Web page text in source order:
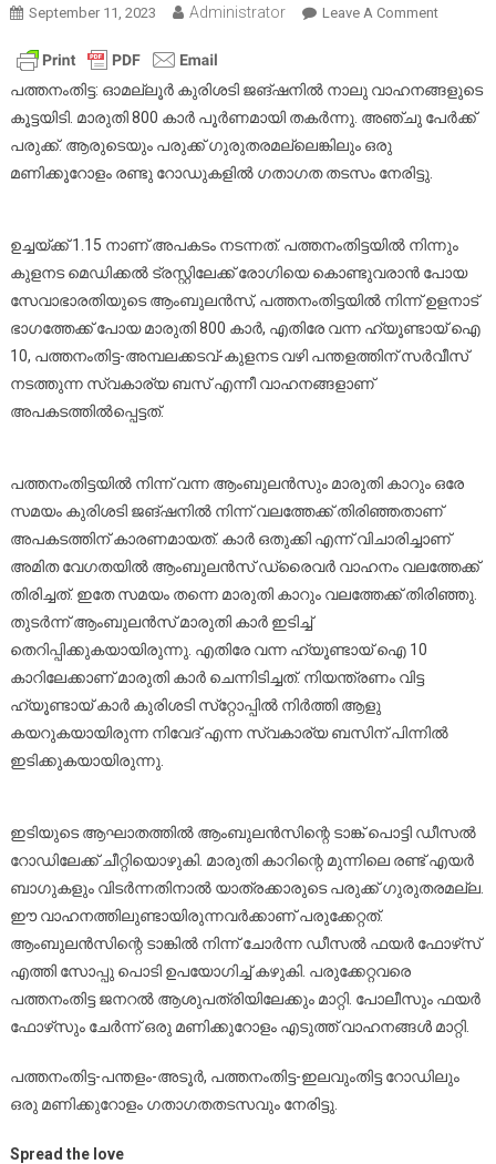
September 11, 2023 Administrator Leave A CommentOn
പത്തനംതിട്ട: ഓമല്ലൂർ കുരിശടി ജങ്ഷനിൽ നാലു വാഹനങ്ങളുടെ
കൂട്ടയിടി. മാരുതി 800 കാർ പൂർണമായി തകർന്നു. അഞ്ചു പേർക്ക്
പരുക്ക്. ആരുടെയും പരുക്ക് ഗുരുതരമല്ലെങ്കിലും ഒരു
മണിക്കൂറോളം രണ്ടു റോഡുകളിൽ ഗതാഗത തടസം നേരിട്ടു.
ഉച്ചയ്ക്ക് 1.15 നാണ് അപകടം നടന്നത്. പത്തനംതിട്ടയിൽ നിന്നും
കുളനട മെഡിക്കൽ ട്രസ്റ്റിലേക്ക് രോഗിയെ കൊണ്ടുവരാൻ പോയ
സേവാഭാരതിയുടെ ആംബുലൻസ്, പത്തനംതിട്ടയിൽ നിന്ന് ഉളനാട്
ഭാഗത്തേക്ക് പോയ മാരുതി 800 കാർ, എതിരേ വന്ന ഹ്യൂണ്ടായ് ഐ
10, പത്തനംതിട്ട-അമ്പലക്കടവ്-കുളനട വഴി പന്തളത്തിന് സർവീസ്
നടത്തുന്ന സ്വകാര്യ ബസ് എന്നീ വാഹനങ്ങളാണ്
അപകടത്തിൽപ്പെട്ടത്.
പത്തനംതിട്ടയിൽ നിന്ന് വന്ന ആംബുലൻസും മാരുതി കാറും ഒരേ
സമയം കുരിശടി ജങ്ഷനിൽ നിന്ന് വലത്തേക്ക് തിരിഞ്ഞതാണ്
അപകടത്തിന് കാരണമായത്. കാർ ഒതുക്കി എന്ന് വിചാരിച്ചാണ്
അമിത വേഗതയിൽ ആംബുലൻസ് ഡ്രൈവർ വാഹനം വലത്തേക്ക്
തിരിച്ചത്. ഇതേ സമയം തന്നെ മാരുതി കാറും വലത്തേക്ക് തിരിഞ്ഞു.
തുടർന്ന് ആംബുലൻസ് മാരുതി കാർ ഇടിച്ച്
തെറിപ്പിക്കുകയായിരുന്നു. എതിരേ വന്ന ഹ്യൂണ്ടായ് ഐ 10
കാറിലേക്കാണ് മാരുതി കാർ ചെന്നിടിച്ചത്. നിയന്ത്രണം വിട്ട
ഹ്യൂണ്ടായ് കാർ കുരിശടി സ്‌റ്റോപ്പിൽ നിർത്തി ആളു
കയറുകയായിരുന്ന നിവേദ് എന്ന സ്വകാര്യ ബസിന് പിന്നിൽ
ഇടിക്കുകയായിരുന്നു.
ഇടിയുടെ ആഘാതത്തിൽ ആംബുലൻസിന്റെ ടാങ്ക് പൊട്ടി ഡീസൽ
റോഡിലേക്ക് ചീറ്റിയൊഴുകി. മാരുതി കാറിന്റെ മുന്നിലെ രണ്ട് എയർ
ബാഗുകളും വിടർന്നതിനാൽ യാത്രക്കാരുടെ പരുക്ക് ഗുരുതരമല്ല.
ഈ വാഹനത്തിലുണ്ടായിരുന്നവർക്കാണ് പരുക്കേറ്റത്.
ആംബുലൻസിന്റെ ടാങ്കിൽ നിന്ന് ചോർന്ന ഡീസൽ ഫയർ ഫോഴ്‌സ്
എത്തി സോപ്പു പൊടി ഉപയോഗിച്ച് കഴുകി. പരുക്കേറ്റവരെ
പത്തനംതിട്ട ജനറൽ ആശുപത്രിയിലേക്കും മാറ്റി. പോലീസും ഫയർ
ഫോഴ്‌സും ചേർന്ന് ഒരു മണിക്കുറോളം എടുത്ത് വാഹനങ്ങൾ മാറ്റി.
പത്തനംതിട്ട-പന്തളം-അടൂർ, പത്തനംതിട്ട-ഇലവുംതിട്ട റോഡിലും
ഒരു മണിക്കുറോളം ഗതാഗതതടസവും നേരിട്ടു.
Spread the love